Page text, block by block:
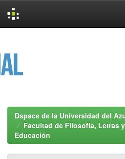
Dspace de la Universidad del
Facultad de Filosofía, Letras
Educación